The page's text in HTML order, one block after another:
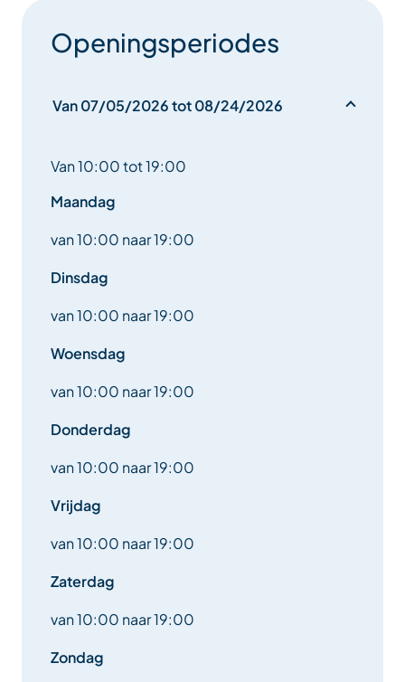
Openingsperiodes
Van 07/05/2026 tot 08/24/2026
Van 10:00 tot 19:00
Maandag
van 10:00 naar 19:00
Dinsdag
van 10:00 naar 19:00
Woensdag
van 10:00 naar 19:00
Donderdag
van 10:00 naar 19:00
Vrijdag
van 10:00 naar 19:00
Zaterdag
van 10:00 naar 19:00
Zondag